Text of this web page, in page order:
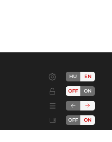
HU EN
OFF ON
OFF ON